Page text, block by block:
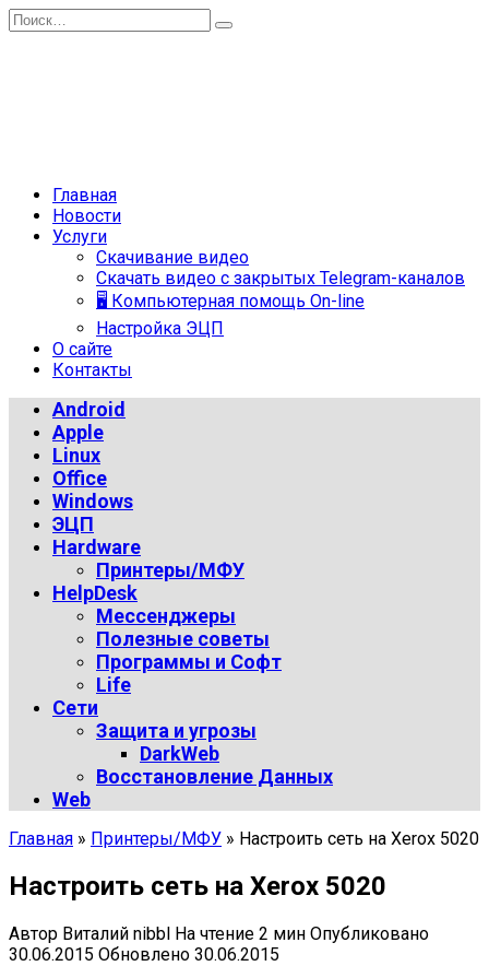
Перейти
к
Search
for:
Главная
Новости
Услуги
Скачивание видео
Скачать видео с закрытых Telegram-каналов
🖥 Компьютерная помощь On-line
Настройка ЭЦП
О сайте
Контакты
Android
Apple
Linux
Office
Windows
ЭЦП
Hardware
Принтеры/МФУ
HelpDesk
Мессенджеры
Полезные советы
Программы и Софт
Life
Сети
Защита и угрозы
DarkWeb
Восстановление Данных
Web
Главная » Принтеры/МФУ » Настроить сеть на Xerox 5020
Настроить сеть на Xerox 5020
Автор Виталий nibbl На чтение 2 мин Опубликовано
30.06.2015 Обновлено 30.06.2015